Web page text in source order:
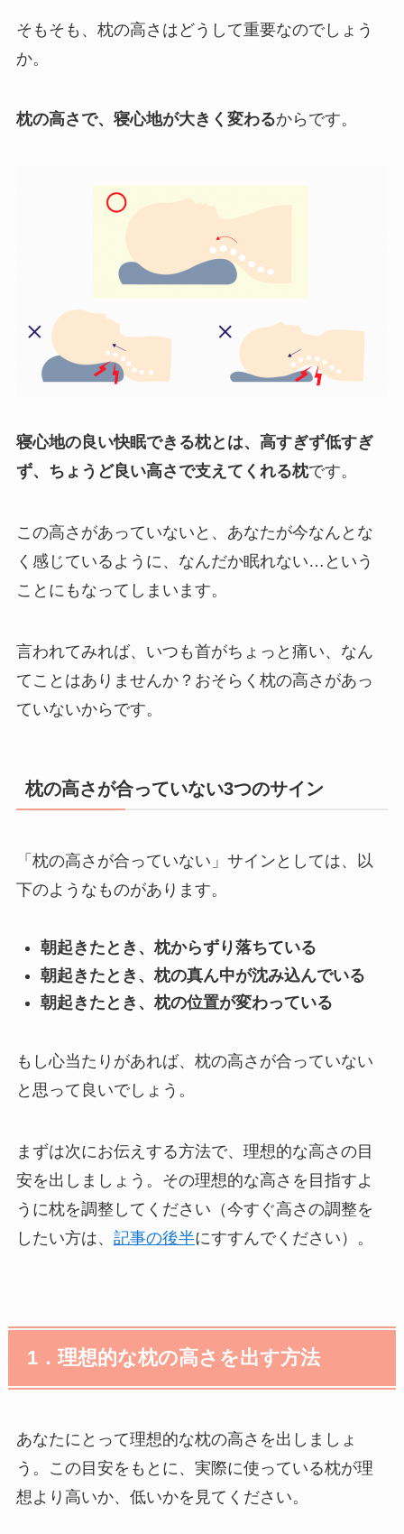
そもそも、枕の高さはどうして重要なのでしょう
か。
枕の高さで、寝心地が大きく変わるからです。
寝心地の良い快眠できる枕とは、高すぎず低すぎ
ず、ちょうど良い高さで支えてくれる枕です。
この高さがあっていないと、あなたが今なんとな
く感じているように、なんだか眠れない… という
ことにもなってしまいます。
言われてみれば、いつも首がちょっと痛い、なん
てことはありませんか？おそらく枕の高さがあっ
ていないからです。
枕の高さが合っていない3つのサイン
「枕の高さが合っていない」サインとしては、以
下のようなものがあります。
朝起きたとき、枕からずり落ちている
朝起きたとき、枕の真ん中が沈み込んでいる
朝起きたとき、枕の位置が変わっている
もし心当たりがあれば、枕の高さが合っていない
と思って良いでしょう。
まずは次にお伝えする方法で、理想的な高さの目
安を出しましょう。その理想的な高さを目指すよ
うに枕を調整してください（今すぐ高さの調整を
したい方は、 記事の後半にすすんでください）。
1 ．理想的な枕の高さを出す方法
あなたにとって理想的な枕の高さを出しましょ
う。この目安をもとに、実際に使っている枕が理
想より高いか、低いかを見てください。